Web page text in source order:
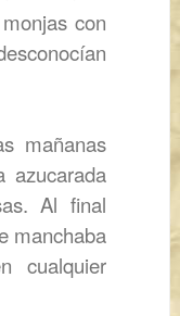
con
mañanas
azucarada
Al final
manchaba
cualquier